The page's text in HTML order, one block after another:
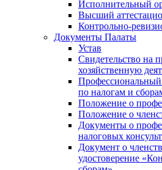
Исполнительный
Высший
Контрольно-
Документы Палаты
Устав
Свидетельство на
хозяйственную
Профессиональный
по налогам и
Положение о
Положение о
Документы о
налоговых
Документ о
удостоверение